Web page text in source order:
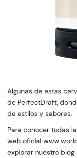
Algunas de estas
de PerfectDraft,
de estilos y sabores.
Para conocer todas
web oficial
explorar nuestro